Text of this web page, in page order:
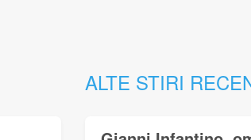
ALTE STIRI